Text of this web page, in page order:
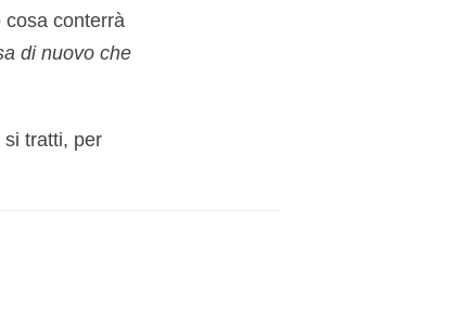
conterrà
di nuovo che
tratti, per